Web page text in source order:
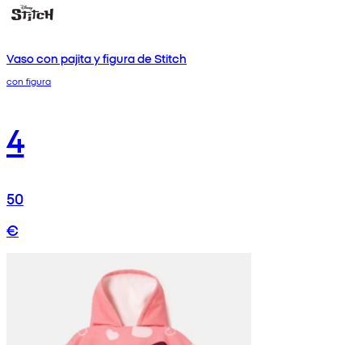
Vaso con pajita y figura de Stitch
con figura
4
50
€